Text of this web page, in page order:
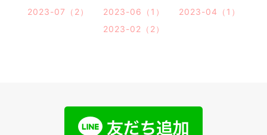
2023-07（2）
2023-06（1）
2023-04（1）
2023-02（2）